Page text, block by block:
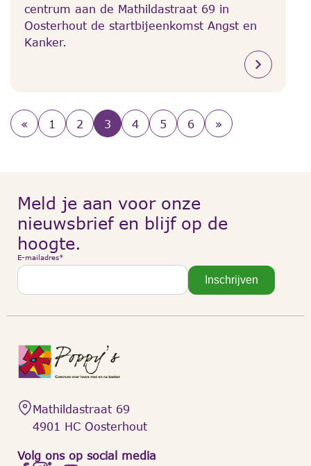
centrum aan de Mathildastraat 69 in
Oosterhout de startbijeenkomst Angst en
Kanker.
« 1 2 3 4 5 6 »
Meld je aan voor onze
nieuwsbrief en blijf op de
hoogte.
E-mailadres*
Inschrijven
Mathildastraat 69
4901 HC Oosterhout
Volg ons op social media